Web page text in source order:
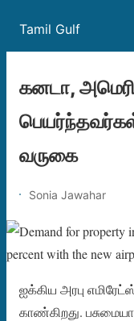
Tamil Gulf
கனடா,
வருகை
Sonia Jawahar
ஐக்கிய அரபு
காண்கிறது.